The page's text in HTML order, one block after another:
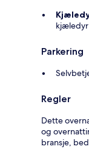
Parkering
Regler
Dette
og
bransje,